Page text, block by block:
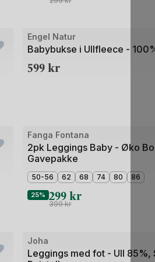
Bilde
av
Engel Natur
Babybukse i Ullfleece -
599kr
Bilde
av
5
Fanga Fontana
2pk Leggings Baby - Øko
Gavepakke
50-56 62 68 74 80 86
25% 299kr
399kr
Bilde
Joha
Leggings med fot - Ull 85%,